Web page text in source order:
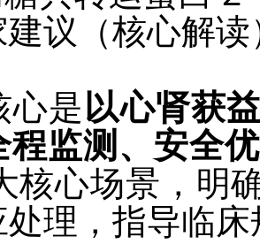
议（核心解读
心是以心肾获
程监测、安全
核心场景，明
理，指导临